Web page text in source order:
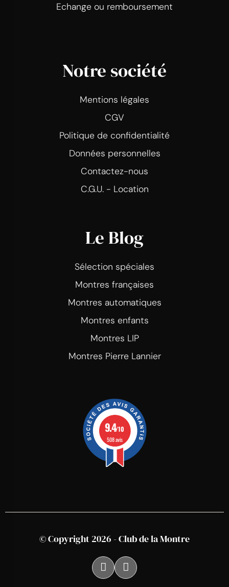
Echange ou remboursement
Notre société
Mentions légales
CGV
Politique de confidentialité
Données personnelles
Contactez-nous
C.G.U. - Location
Le Blog
Sélection spéciales
Montres françaises
Montres automatiques
Montres enfants
Montres LIP
Montres Pierre Lannier
9.4/10
508 avis
© Copyright 2026 - Club de la Montre